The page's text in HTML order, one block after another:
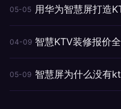
05-05 用华为智慧屏打造
04-09 智慧KTV装修报价
05-09 智慧屏为什么没有